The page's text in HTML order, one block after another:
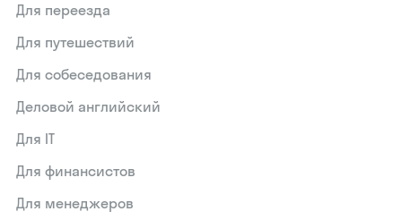
Для переезда
Для путешествий
Для собеседования
Деловой английский
Для IT
Для финансистов
Для менеджеров